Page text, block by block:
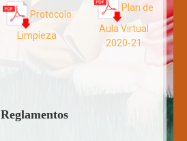
Protocolo
Limpieza
Plan de
Aula Virtual
2020-21
Reglamentos